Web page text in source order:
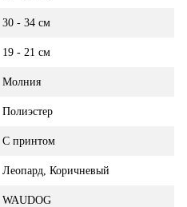
30 - 34 см
19 - 21 см
Молния
Полиэстер
С принтом
Леопард, Коричневый
WAUDOG